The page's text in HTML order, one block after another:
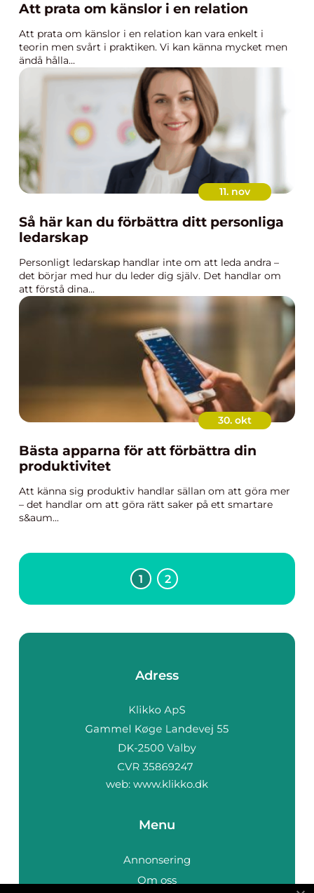
Att prata om känslor i en relation
Att prata om känslor i en relation kan vara enkelt i
teorin men svårt i praktiken. Vi kan känna mycket men
ändå hålla...
11. nov
Så här kan du förbättra ditt personliga
ledarskap
Personligt ledarskap handlar inte om att leda andra –
det börjar med hur du leder dig själv. Det handlar om
att förstå dina...
30. okt
Bästa apparna för att förbättra din
produktivitet
Att känna sig produktiv handlar sällan om att göra mer
– det handlar om att göra rätt saker på ett smartare
s&aum...
1 2
Adress
web: www.klikko.dk
Menu
Annonsering
Om oss